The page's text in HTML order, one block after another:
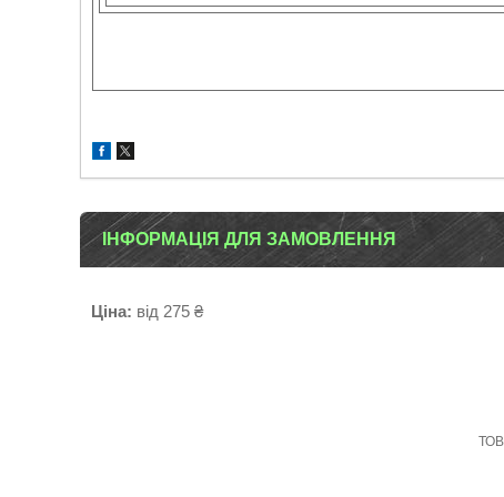
ІНФОРМАЦІЯ ДЛЯ ЗАМОВЛЕННЯ
Ціна: від 275 ₴